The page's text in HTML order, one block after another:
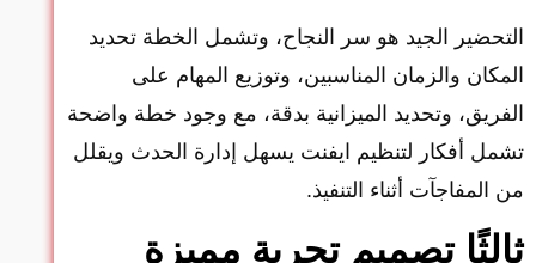
التحضير الجيد هو سر النجاح، وتشمل الخطة تحديد
المكان والزمان المناسبين، وتوزيع المهام على
الفريق، وتحديد الميزانية بدقة، مع وجود خطة واضحة
تشمل أفكار لتنظيم ايفنت يسهل إدارة الحدث ويقلل
من المفاجآت أثناء التنفيذ.
ثالثًا تصميم تجربة مميزة